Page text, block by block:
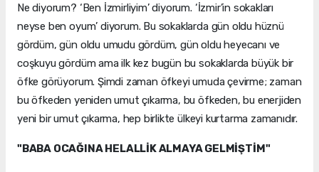
Ne diyorum? ‘Ben İzmirliyim’ diyorum. ‘İzmir’in sokakları
neyse ben oyum’ diyorum. Bu sokaklarda gün oldu hüznü
gördüm, gün oldu umudu gördüm, gün oldu heyecanı ve
coşkuyu gördüm ama ilk kez bugün bu sokaklarda büyük bir
öfke görüyorum. Şimdi zaman öfkeyi umuda çevirme; zaman
bu öfkeden yeniden umut çıkarma, bu öfkeden, bu enerjiden
yeni bir umut çıkarma, hep birlikte ülkeyi kurtarma zamanıdır.
"BABA OCAĞINA HELALLİK ALMAYA GELMİŞTİM"